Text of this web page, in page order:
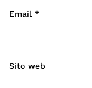
Email *
Sito web